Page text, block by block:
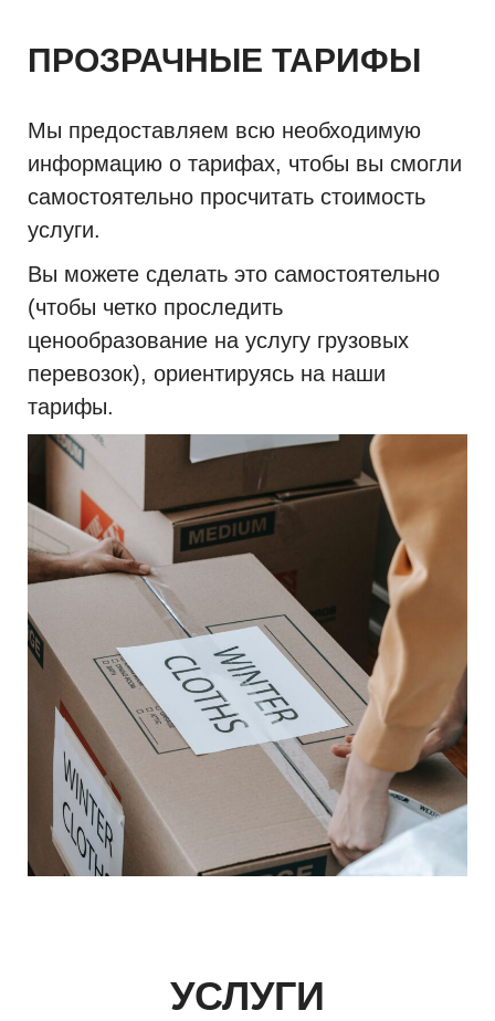
ПРОЗРАЧНЫЕ ТАРИФЫ
Мы предоставляем всю необходимую
информацию о тарифах, чтобы вы смогли
самостоятельно просчитать стоимость
услуги.
Вы можете сделать это самостоятельно
(чтобы четко проследить
ценообразование на услугу грузовых
перевозок), ориентируясь на наши
тарифы.
УСЛУГИ